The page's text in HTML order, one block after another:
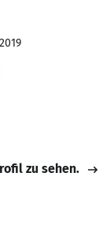
zu sehen.